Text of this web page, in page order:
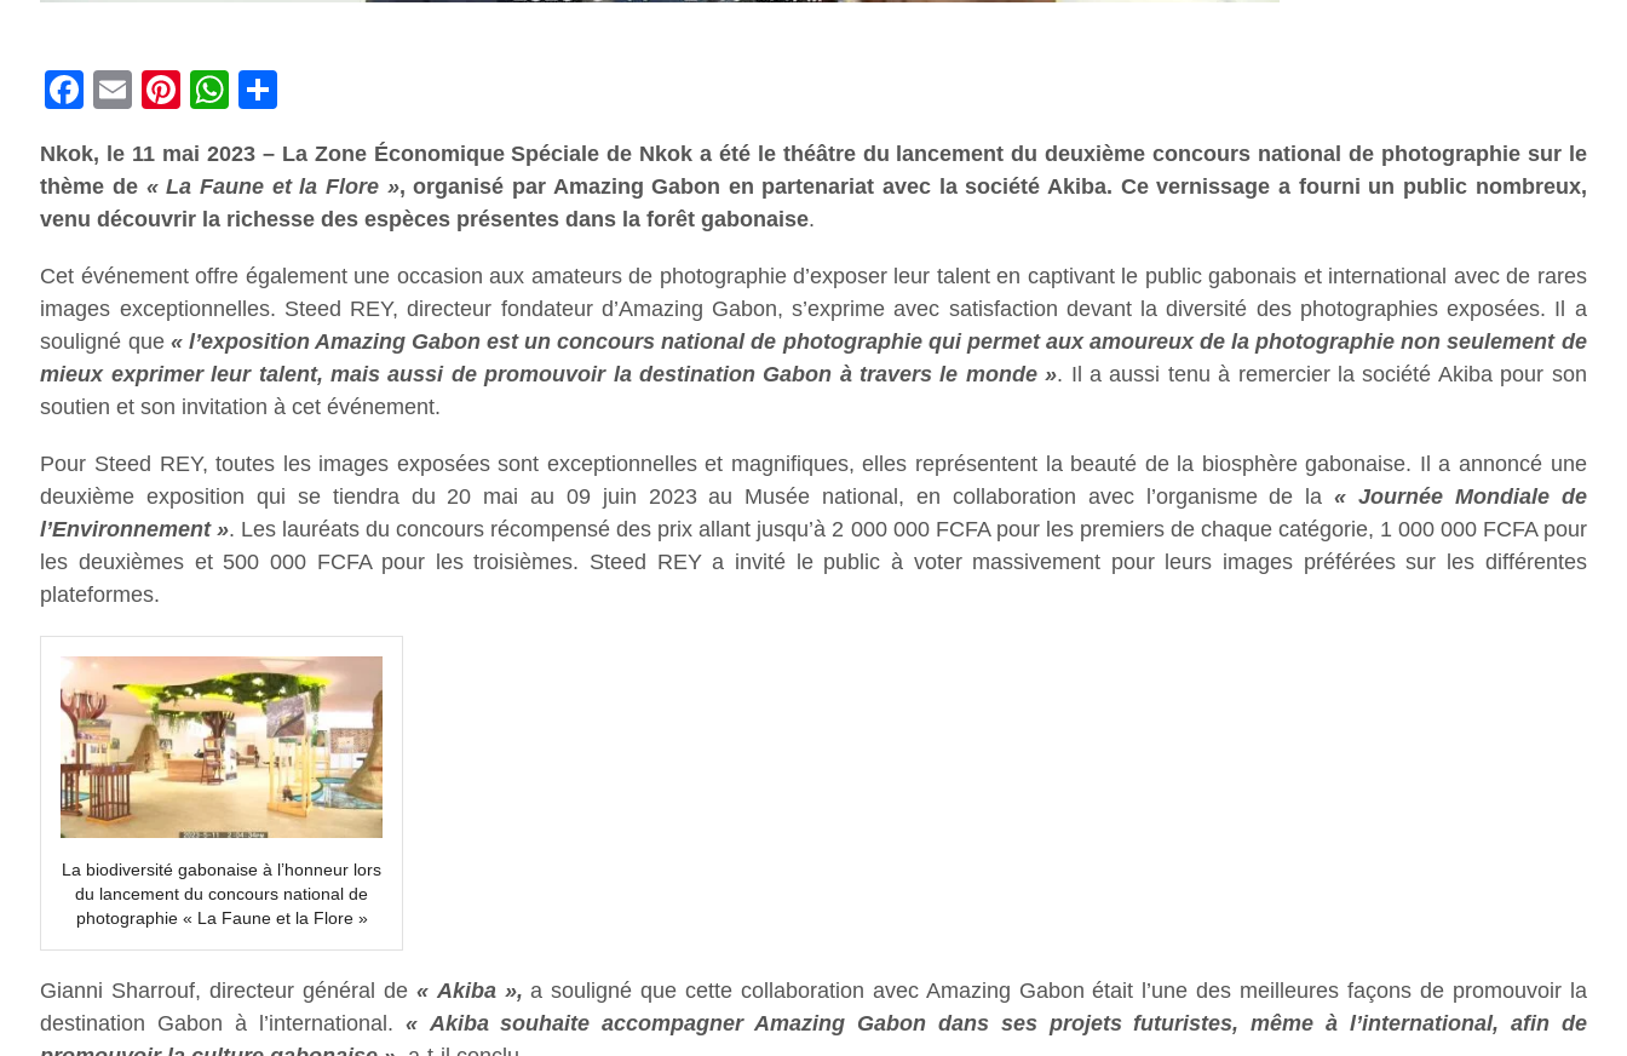
Facebook
Email PinterestWhatsApp
Nkok, le 11 mai 2023 – La Zone Économique Spéciale de Nkok a été le théâtre du lancement du deuxième concours national de photographie sur le
thème de « La Faune et la Flore », organisé par Amazing Gabon en partenariat avec la société Akiba. Ce vernissage a fourni un public nombreux,
venu découvrir la richesse des espèces présentes dans la forêt gabonaise.
Cet événement offre également une occasion aux amateurs de photographie d’exposer leur talent en captivant le public gabonais et international avec de rares
images exceptionnelles. Steed REY, directeur fondateur d’Amazing Gabon, s’exprime avec satisfaction devant la diversité des photographies exposées. Il a
souligné que « l’exposition Amazing Gabon est un concours national de photographie qui permet aux amoureux de la photographie non seulement de
mieux exprimer leur talent, mais aussi de promouvoir la destination Gabon à travers le monde ». Il a aussi tenu à remercier la société Akiba pour son
soutien et son invitation à cet événement.
Pour Steed REY, toutes les images exposées sont exceptionnelles et magnifiques, elles représentent la beauté de la biosphère gabonaise. Il a annoncé une
deuxième exposition qui se tiendra du 20 mai au 09 juin 2023 au Musée national, en collaboration avec l’organisme de la« Journée Mondiale de
l’Environnement ». Les lauréats du concours récompensé des prix allant jusqu’à 2 000 000 FCFA pour les premiers de chaque catégorie, 1 000 000 FCFA pour
les deuxièmes et 500 000 FCFA pour les troisièmes. Steed REY a invité le public à voter massivement pour leurs images préférées sur les différentes
plateformes.
La biodiversité gabonaise à l’honneur lors
du lancement du concours national de
photographie « La Faune et la Flore »
Gianni Sharrouf, directeur général de « Akiba », a souligné que cette collaboration avec Amazing Gabon était l’une des meilleures façons de promouvoir la
destination Gabon à l’international. « Akiba souhaite accompagner Amazing Gabon dans ses projets futuristes, même à l’international, afin de